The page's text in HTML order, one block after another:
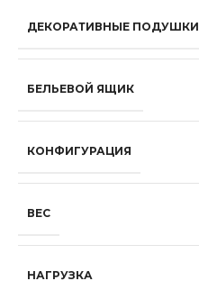
ДЕКОРАТИВНЫЕ ПОДУШКИ
БЕЛЬЕВОЙ ЯЩИК
КОНФИГУРАЦИЯ
ВЕС
НАГРУЗКА